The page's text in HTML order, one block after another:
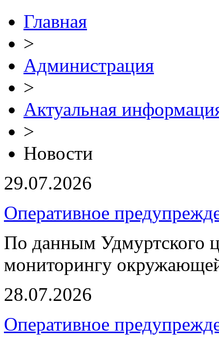
Главная
>
Администрация
>
Актуальная
>
Новости
29.07.2026
Оперативное
По данным Удмуртского
мониторингу
28.07.2026
Оперативное